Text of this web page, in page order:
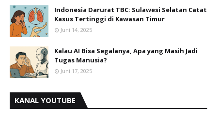
Indonesia Darurat TBC: Sulawesi Selatan Catat
Kasus Tertinggi di Kawasan Timur
Juni 14, 2025
Kalau AI Bisa Segalanya, Apa yang Masih Jadi
Tugas Manusia?
Juni 17, 2025
KANAL YOUTUBE